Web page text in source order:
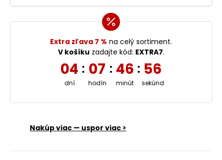
Extra zľava 7 % na celý sortiment.
V košíku zadajte kód: EXTRA7.
04
dní
: 07
hodín
: 46
minút
: 56
sekúnd
Nakúp viac — uspor viac >